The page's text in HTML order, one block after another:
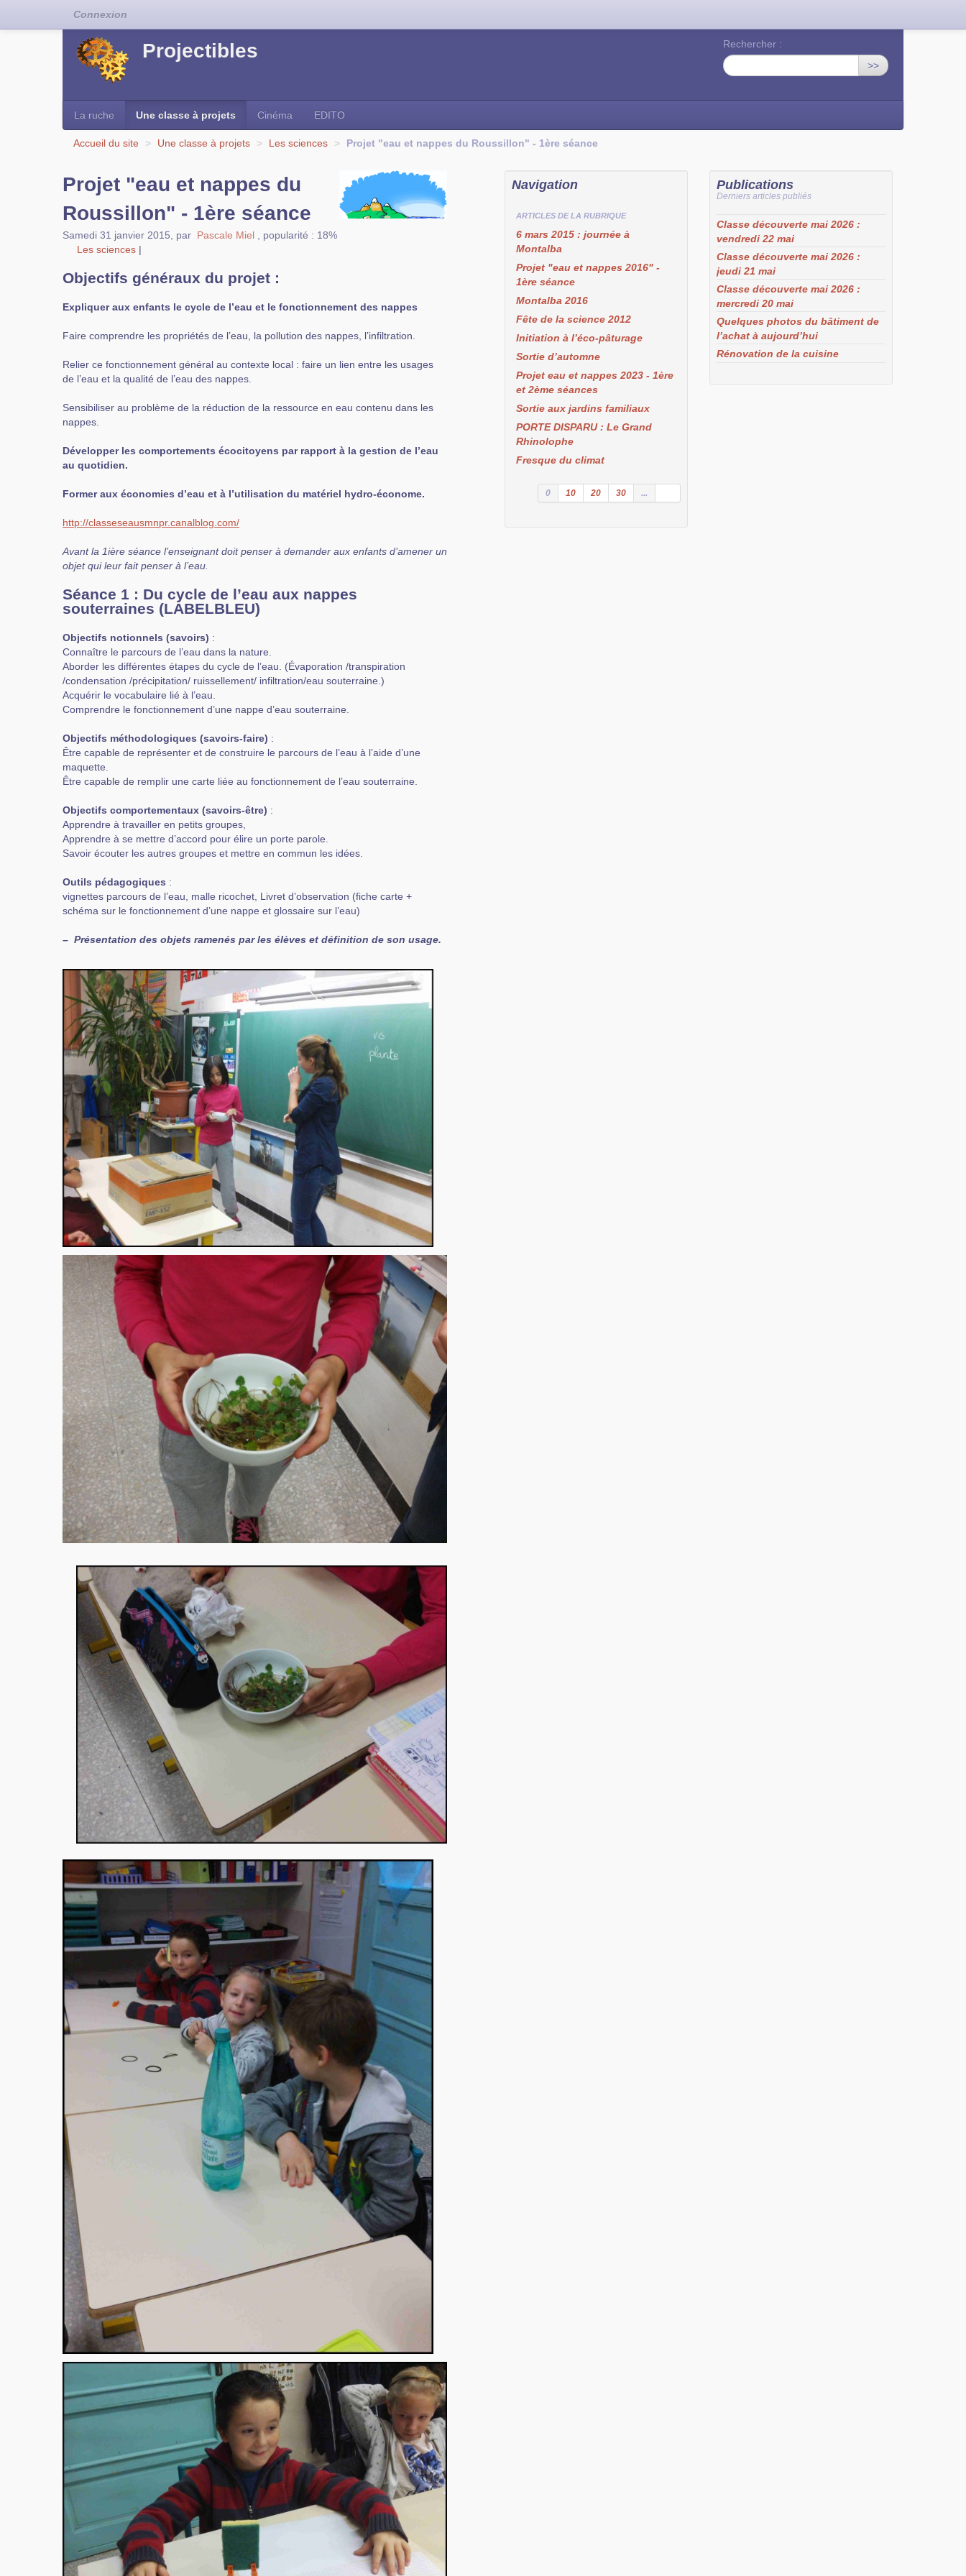
Projectibles
Rechercher :
>>
La ruche Une classe à projets Cinéma EDITO
Accueil du site > Une classe à projets > Les sciences > Projet "eau et nappes du Roussillon" - 1ère séance
Projet "eau et nappes du
Roussillon" - 1ère séance
Samedi 31 janvier 2015 par Pascale Miel
popularité : 18%
Les sciences |
Objectifs généraux du projet :
Expliquer aux enfants le cycle de l’eau et le fonctionnement des nappes
Faire comprendre les propriétés de l’eau, la pollution des nappes, l’infiltration.
Relier ce fonctionnement général au contexte local : faire un lien entre les usages
de l’eau et la qualité de l’eau des nappes.
Sensibiliser au problème de la réduction de la ressource en eau contenu dans les
nappes.
Développer les comportements écocitoyens par rapport à la gestion de l’eau
au quotidien.
Former aux économies d’eau et à l’utilisation du matériel hydro-économe.
http://classeseausmnpr.canalblog.com/
Avant la 1ière séance l’enseignant doit penser à demander aux enfants d’amener un
objet qui leur fait penser à l’eau.
Séance 1 : Du cycle de l’eau aux nappes
souterraines (LABELBLEU)
Objectifs notionnels (savoirs) :
Connaître le parcours de l’eau dans la nature.
Aborder les différentes étapes du cycle de l’eau. (Évaporation /transpiration
/condensation /précipitation/ ruissellement/ infiltration/eau souterraine.)
Acquérir le vocabulaire lié à l’eau.
Comprendre le fonctionnement d’une nappe d’eau souterraine.
Objectifs méthodologiques (savoirs-faire) :
Être capable de représenter et de construire le parcours de l’eau à l’aide d’une
maquette.
Être capable de remplir une carte liée au fonctionnement de l’eau souterraine.
Objectifs comportementaux (savoirs-être) :
Apprendre à travailler en petits groupes,
Apprendre à se mettre d’accord pour élire un porte parole.
Savoir écouter les autres groupes et mettre en commun les idées.
Outils pédagogiques :
vignettes parcours de l’eau, malle ricochet, Livret d’observation (fiche carte +
schéma sur le fonctionnement d’une nappe et glossaire sur l’eau)
– Présentation des objets ramenés par les élèves et définition de son usage.
Navigation
ARTICLES DE LA RUBRIQUE
6 mars 2015 : journée à
Montalba
Projet "eau et nappes 2016" -
1ère séance
Montalba 2016
Fête de la science 2012
Initiation à l’éco-pâturage
Sortie d’automne
Projet eau et nappes 2023 - 1ère
et 2ème séances
Sortie aux jardins familiaux
PORTE DISPARU : Le Grand
Rhinolophe
Fresque du climat
0 10 20 30 ...
Publications
Derniers articles publiés
Classe découverte mai 2026 :
vendredi 22 mai
Classe découverte mai 2026 :
jeudi 21 mai
Classe découverte mai 2026 :
mercredi 20 mai
Quelques photos du bâtiment de
l’achat à aujourd’hui
Rénovation de la cuisine
Connexion